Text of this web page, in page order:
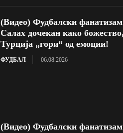
(Видео) Фудбалски
Салах дочекан како божество,
Турција „гори“ од емоции!
ФУДБАЛ 06.08.2026
(Видео) Фудбалски